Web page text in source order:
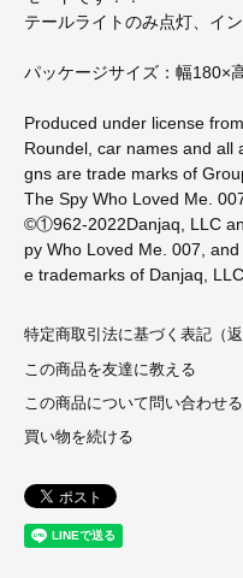
テールライトのみ点灯、イ
パッケージサイズ：幅180×
Produced under license
Roundel, car names and all
gns are trade marks of
The Spy Who Loved Me.
©①962-2022Danjaq, LLC
py Who Loved Me. 007,
e trademarks of Danjaq,
特定商取引法に基づく表記（返
この商品を友達に教える
この商品について問い合わせる
買い物を続ける